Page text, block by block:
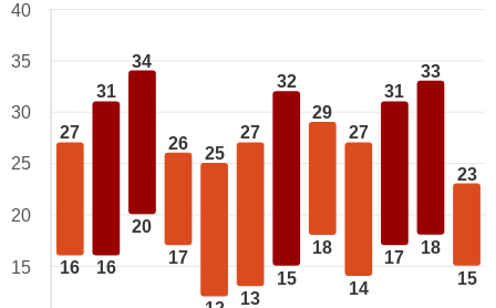
27
16
31
16
34
20
26
17
25
27
13
32
15
29
18
27
14
31
17
33
18
23
15
40
35
30
25
20
15